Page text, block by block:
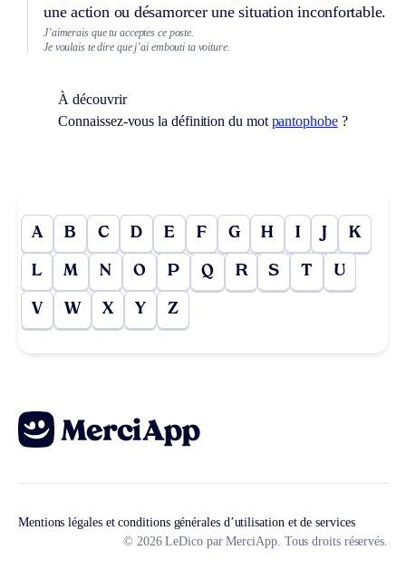
une action ou désamorcer une situation inconfortable.
J’aimerais que tu acceptes ce poste.
Je voulais te dire que j’ai embouti ta voiture.
À découvrir
Connaissez-vous la définition du mot pantophobe?
A B C D E F G H I J K
L M N O P Q R S T U
V W X Y Z
Mentions légales et conditions générales d’utilisation et de services
© 2026 LeDico par MerciApp. Tous droits réservés.